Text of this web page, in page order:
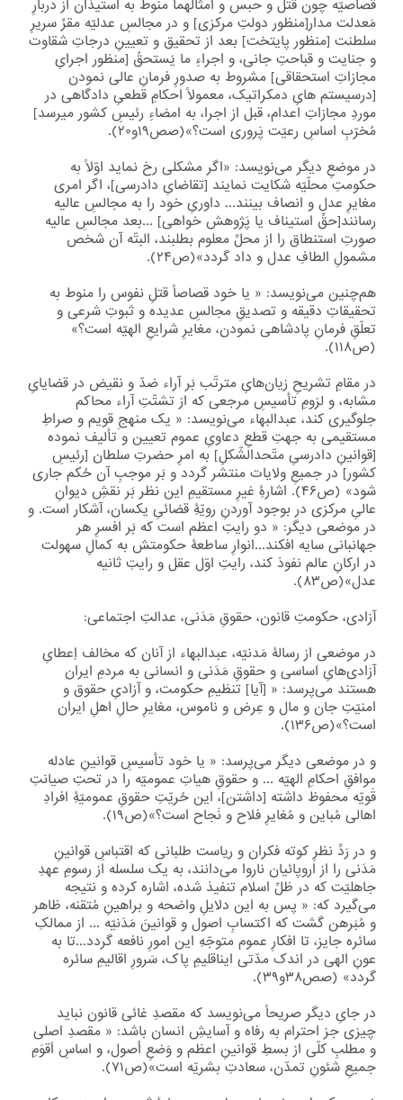
قصاصیّه چون قتل و حبس و امثالهما منوط به استیذان از دربارِ
مَعدلت مدار[منظور دولتِ مرکزی] و در مجالسِ عدلیّه مقرِّ سریرِ
سلطنت [منظور پایتخت] بعد از تحقیق و تعیینِ درجاتِ شقاوت
و جنایت و قباحتِ جانی، و اجراءِ ما یَستحقُ [منظور اجرایِ
مجازاتِ استحقاقی] مشروط به صدورِ فرمانِ عالی نمودن
[درسیستم هایِ دمکراتیک، معمولاً احکامِ قطعیِ دادگاهی در
موردِ مجازاتِ اعدام، قبل از اجرا، به امضاءِ رئیسِ کشور میرسد]
مُخرّبِ اساسِ رعیّت پَروری است؟»(صص۱۹و۲۰).
در موضعِ دیگر می‌نویسد: «اگر مشکلی رخ نماید اوّلاً به
حکومتِ محلّیّه شکایت نمایند [تقاضایِ دادرسی]، اگر امری
مغایرِ عدل و انصاف بینند... داوریِ خود را به مجالسِ عالیه
رسانند[حقِّ استیناف یا پَژوهش خواهی] ...بعد مجالسِ عالیه
صورتِ استنطاق را از محلِّ معلوم بطلبند، البتّه آن شخص
مشمولِ الطافِ عدل و داد گردد»(ص۲۴).
هم‌چنین می‌نویسد: « یا خود قصاصاً قتلِ نفوس را منوط به
تحقیقاتِ دقیقه و تصدیقِ مجالسِ عدیده و ثبوتِ شرعی و
تعلّقِ فرمانِ پادشاهی نمودن، مغایرِ شرایعِ الهیّه است؟»
(ص۱۱۸).
در مقامِ تشریحِ زیان‌هایِ مترتّب بَر آراء ضدّ و نقیض در قضایایِ
مشابه، و لزومِ تأسیسِ مرجعی که از تشتّتِ آراء محاکم
جلوگیری کند، عبدالبهاء می‌نویسد: « یک منهجِ قویم و صراطِ
مستقیمی به جهتِ قطعِ دعاویِ عموم تعیین و تألیف نموده
[قوانینِ دادرسیِ متّحدالشّکلِ] به امرِ حضرتِ سلطان [رئیسِ
کشور] در جمیعِ ولایات منتشر گردد و بَر موجبِ آن حُکم جاری
شود» (ص۴۶). اشارۀِ غیرِ مستقیمِ این نظر بَر نقشِ دیوانِ
عالیِ مرکزی در بوجود آوردنِ رویّۀِ قضائیِ یکسان، آشکار است. و
در موضعی دیگر: « دو رایتِ اعظم است که بَر افسرِ هر
جهانبانی سایه افکند...انوارِ ساطعۀ حکومتش به کمالِ سهولت
در ارکانِ عالم نفوذ کند، رایتِ اوّل عقل و رایتِ ثانیه
عدل»(ص۸۳).
آزادی، حکومتِ قانون، حقوقِ مَدَنی، عدالتِ اجتماعی:
در موضعی از رسالۀ مَدنیّه، عبدالبهاء از آنان که مخالف اِعطایِ
آزادی‌هایِ اساسی و حقوقِ مَدَنی و انسانی به مردمِ ایران
هستند می‌پرسد: « [آیا] تنظیمِ حکومت، و آزادیِ حقوق و
امنیّتِ جان و مال و عِرض و ناموس، مغایرِ حالِ اهلِ ایران
است؟»(ص۱۳۶).
و در موضعی دیگر می‌پرسد: « یا خود تأسیسِ قوانینِ عادله
موافقِ احکامِ الهیّه ... و حقوقِ هیاتِ عمومیّه را در تحتِ صیانتِ
قَویّه محفوظ داشته [داشتن]، این حُریّتِ حقوقِ عمومیّۀِ افرادِ
اهالی مُباین و مُغایرِ فلاح و نَجاح است؟»(ص۱۹).
و در رَدِّ نظرِ کوته فکران و ریاست طلبانی که اقتباسِ قوانینِ
مَدَنی را از اروپائیان ناروا می‌دانند، به یک سلسله از رسومِ عهدِ
جاهلیّت که در ظلِّ اسلام تنفیذ شده، اشاره کرده و نتیجه
می‌گیرد که: « پس به این دلایلِ واضحه و براهینِ مُتقنه، ظاهر
و مُبَرهن گشت که اکتسابِ اصول و قوانینَ مَدَنیّه ... از ممالکِ
سائره جایز، تا افکارِ عموم متوجّهِ این امورِ نافعه گردد...تا به
عونِ الهی در اندک مدّتی ایناقلیمِ پاک، سَرورِ اقالیمِ سائره
گردد» (صص۳۸و۳۹).
در جایِ دیگر صریحاً می‌نویسد که مقصدِ غائی قانون نباید
چیزی جز احترام به رفاه و آسایشِ انسان باشد: « مقصدِ اصلی
و مطلبِ کلّی از بسطِ قوانینِ اعظم و وَضعِ اُصول، و اساسِ اَقوَمِ
جمیعِ شئونِ تمدّن، سعادتِ بشریّه است»(ص۷۱).